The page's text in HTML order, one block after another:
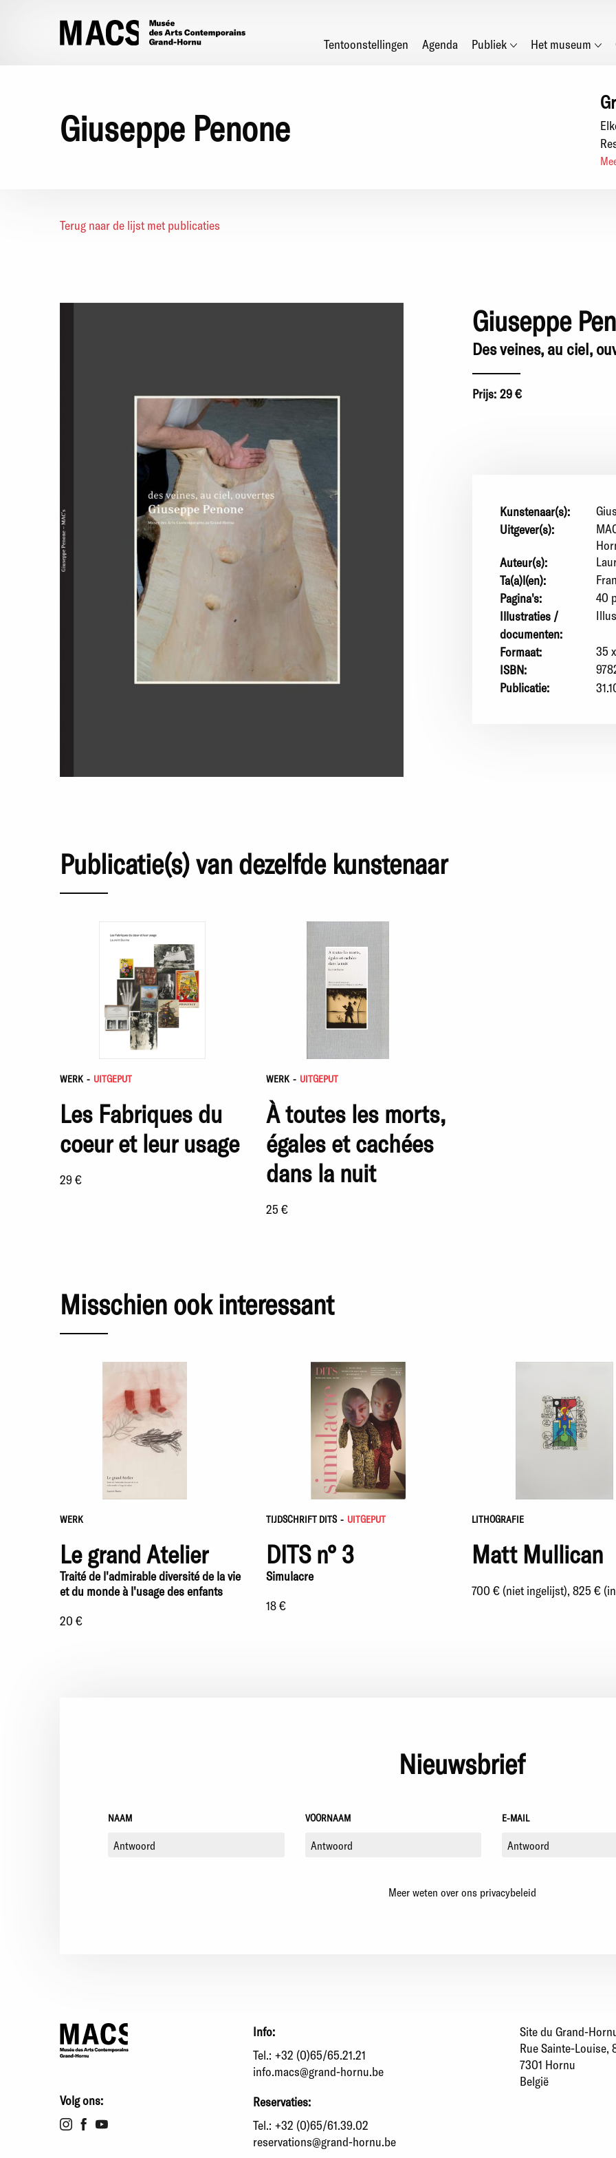
Main
Tentoonstellingen Agenda Publiek Het museum
Giuseppe Penone
Terug naar de lijst met publicaties
Giuseppe
Des veines, au ciel,
Prijs: 29 €
Kunstenaar(s):
Uitgever(s):
Auteur(s):
Ta(a)l(en):
Pagina's:
40
Illustraties /
documenten:
Formaat:
35
ISBN:
Publicatie:
Publicatie(s) van dezelfde kunstenaar
WERK - UITGEPUT
Les Fabriques du
coeur et leur usage
29 €
WERK - UITGEPUT
À toutes les morts,
égales et cachées
dans la nuit
25 €
Misschien ook interessant
WERK
Le grand Atelier
Traité de l'admirable diversité de la vie
et du monde à l'usage des enfants
20 €
TIJDSCHRIFT DITS - UITGEPUT
DITS n° 3
Simulacre
18 €
LITHOGRAFIE
Matt Mullican
700 € (niet ingelijst), 825 €
Nieuwsbrief
NAAM VOORNAAM E-MAIL
Meer weten over ons privacybeleid
Volg ons:
Info:
Tel.: +32 (0)65/65.21.21
info.macs@grand-hornu.be
Reservaties:
Tel.: +32 (0)65/61.39.02
reservations@grand-hornu.be
Site du Grand-
Rue Sainte-Louise,
7301 Hornu
België